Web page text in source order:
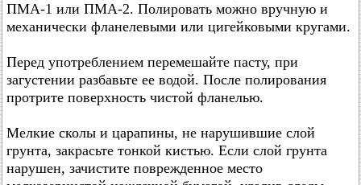
ПМА-1 или ПМА-2. Полировать можно вручную и
механически фланелевыми или цигейковыми кругами.
Перед употреблением перемешайте пасту, при
загустении разбавьте ее водой. После полирования
протрите поверхность чистой фланелью.
Мелкие сколы и царапины, не нарушившие слой
грунта, закрасьте тонкой кистью. Если слой грунта
нарушен, зачистите поврежденное место